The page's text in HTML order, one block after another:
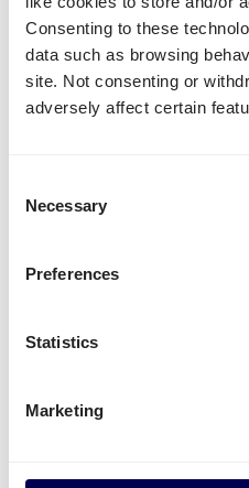
Consenting to these
data such as browsing
site. Not consenting or
adversely affect certain
Selection
Necessary
Preferences
Statistics
Marketing
Länder möglich, solange
Niederlande liegt.
Mit Quicargo können Sie
Kostenlos registrieren
• Direkte Angebote • Kein Abonnement
Was wird oft von